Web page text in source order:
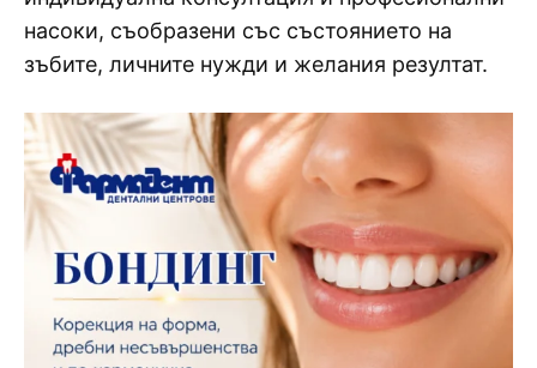
насоки, съобразени със състоянието на
зъбите, личните нужди и желания резултат.